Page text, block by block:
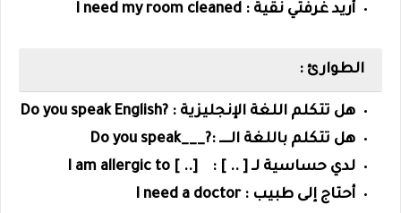
أريد غرفتي نقية : I need my room cleaned
الطوارئ :
هل تتكلم اللغة الإنجليزية : ?Do you speak English
هل تتكلم باللغة الــــ :?___Do you speak
لدي حساسية لـ [ .. ] : [.. ] I am allergic to
أحتاج إلى طبيب : I need a doctor